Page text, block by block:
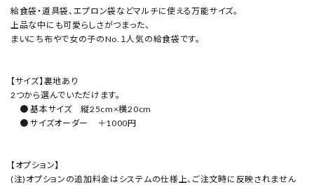
給食袋・道具袋、エプロン袋などマルチに使える万能サイズ。
上品な中にも可愛らしさがつまった、
まいにち布やで女の子のNo.１人気の給食袋です。
【サイズ】裏地あり
2つから選んでいただけます。
● 基本サイズ 縦25cm×横20cm
● サイズオーダー ＋1000円
【オプション】
(注)オプションの追加料金はシステムの仕様上、ご注文時に反映されません